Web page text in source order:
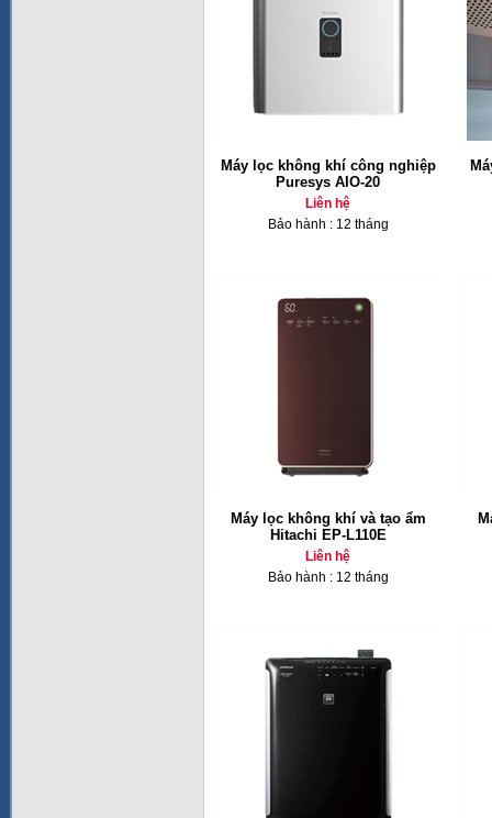
Máy lọc không khí công nghiệp
Puresys AIO-20
Liên hệ
Bảo hành : 12 tháng
Máy lọc không khí và tạo ẩm
Hitachi EP-L110E
Liên hệ
Bảo hành : 12 tháng